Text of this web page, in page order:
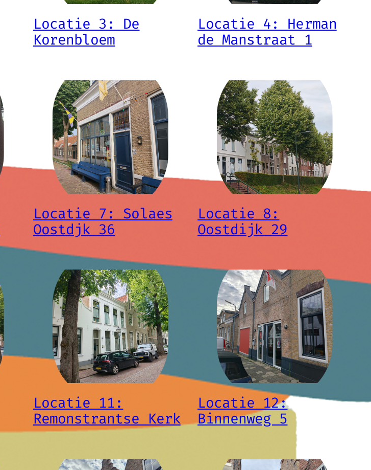
Locatie 3: De
Korenbloem
Locatie 4: Herman
de Manstraat 1
Locatie 7: Solaes
Oostdjk 36
Locatie 8:
Oostdijk 29
Locatie 11:
Remonstrantse Kerk
Locatie 12:
Binnenweg 5